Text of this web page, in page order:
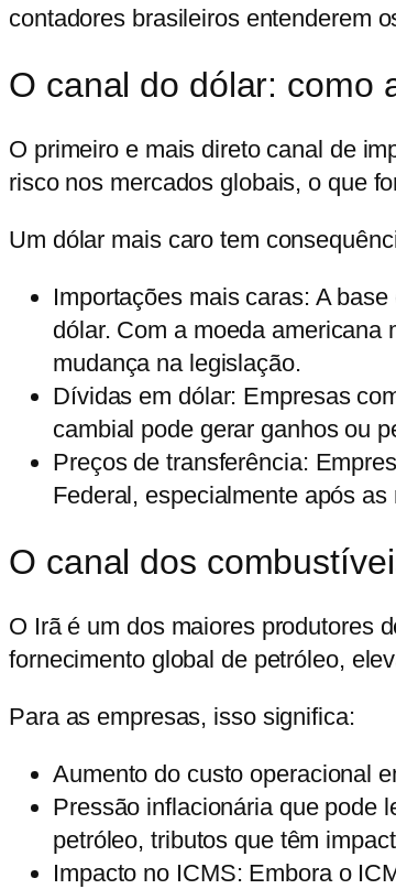
contadores brasileiros entenderem
O canal do dólar: como
O primeiro e mais direto canal de
risco nos mercados globais, o que
Um dólar mais caro tem
Importações mais caras: A base
dólar. Com a moeda
mudança na legislação.
Dívidas em dólar: Empresas
cambial pode gerar ganhos ou
Preços de transferência:
Federal, especialmente após
O canal dos
O Irã é um dos maiores produtores
fornecimento global de petróleo,
Para as empresas, isso significa:
Aumento do custo operacional
Pressão inflacionáriaque pode
petróleo, tributos que têm
Impacto no ICMS: Embora o